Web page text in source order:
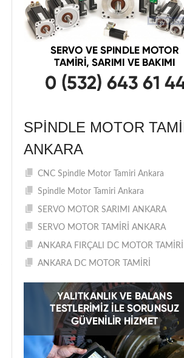
SPINDLE MOTOR
ANKARA
CNC Spindle Motor Tamiri Ankara
Spindle Motor Tamiri Ankara
SERVO MOTOR SARIMI ANKARA
SERVO MOTOR TAMİRİ ANKARA
ANKARA FIRÇALI DC MOTOR TAMİRİ
ANKARA DC MOTOR TAMİRİ